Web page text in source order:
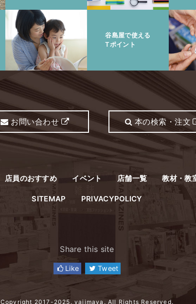
谷島屋で使える
Tポイント
お問い合わせ 本の検索・注文
店員のおすすめ イベント 店舗一覧 教材・教
SITEMAP PRIVACYPOLICY
Share this site
Like Tweet
Copyright 2017-2025. yajimaya. All Rights Reserved.